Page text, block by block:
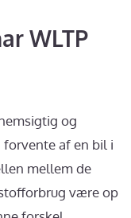
WLTP
og
forvente af en bil i
mellem de
være op